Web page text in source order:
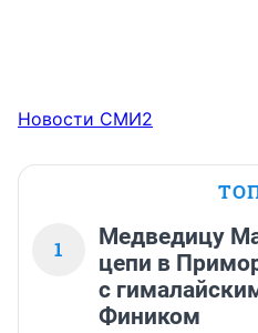
Новости СМИ2
1
Медведицу
цепи в
с
Фиником